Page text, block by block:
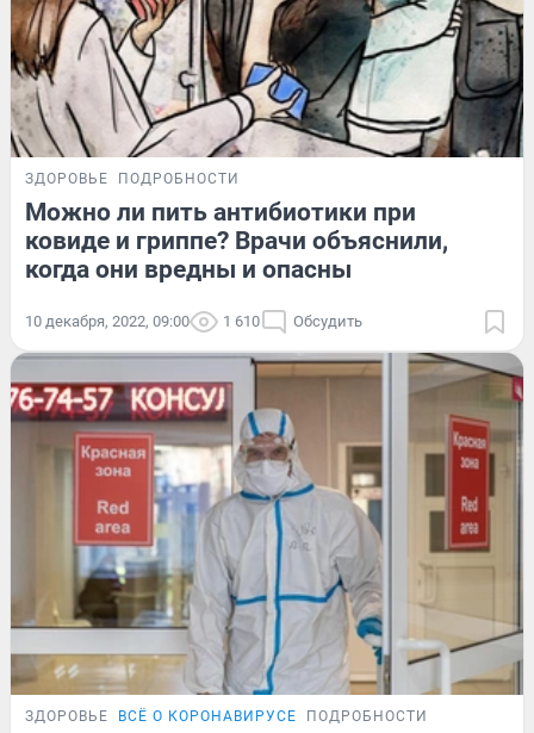
ЗДОРОВЬЕ ПОДРОБНОСТИ
Можно ли пить антибиотики при
ковиде и гриппе? Врачи объяснили,
когда они вредны и опасны
10 декабря, 2022, 09:00 1 610 Обсудить
ЗДОРОВЬЕ ВСЁ О КОРОНАВИРУСЕ ПОДРОБНОСТИ